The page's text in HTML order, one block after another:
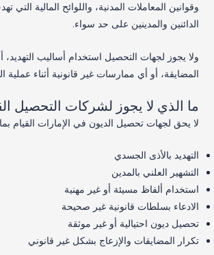
وقوانين المعاملات المدنية، واللوائح المالية
الدائنين والمدينين على حد سواء.
ولا يجوز لجهات التحصيل استخدام أساليب التهديد،
المضايقة، أو أي ممارسات غير قانونية أثناء عملية
ما الذي لا يجوز لشركات التحصيل
لا يحق لجهات تحصيل الديون في الإمارات القيام
التهديد بالأذى الجسدي
التشهير العلني بالمدين
استخدام ألفاظ مسيئة أو غير مهنية
الادعاء بسلطات قانونية غير صحيحة
تحصيل ديون احتيالية أو غير موثقة
تكرار المضايقات والإزعاج بشكل غير قانوني